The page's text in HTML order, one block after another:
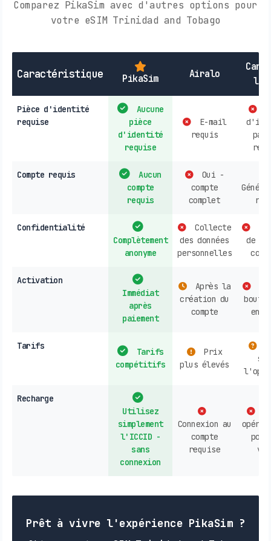
Comparez PikaSim avec d'autres options pour
votre eSIM Trinidad and Tobago
Caractéristique PikaSim Airalo
Pièce d'identité
requise
Aucune
pièce
d'identité
requise
E-mail
requis
Compte requis
Aucun
compte
requis
Oui -
compte
complet
Confidentialité
Complètement
anonyme
Collecte
des données
personnelles
de
Activation
Immédiat
après
paiement
Après la
création du
compte
en
Tarifs
Tarifs
compétitifs
Prix
plus élevés
Recharge
Utilisez
simplement
l'ICCID -
sans
connexion
Connexion au
compte
requise
Prêt à vivre l'expérience PikaSim ?